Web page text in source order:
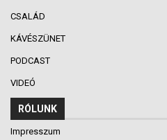
CSALÁD
KÁVÉSZÜNET
PODCAST
VIDEÓ
RÓLUNK
Impresszum